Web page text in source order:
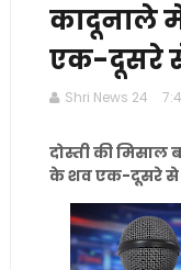
कादूनाले
एक-दूसरे
Shri News 24
दोस्ती की
के शव एक-दूसरे से